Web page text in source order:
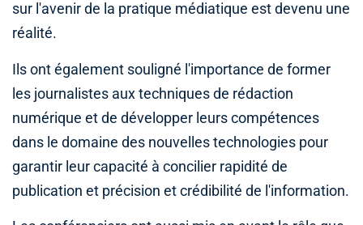
sur l'avenir de la pratique médiatique est devenu une
réalité.
Ils ont également souligné l'importance de former
les journalistes aux techniques de rédaction
numérique et de développer leurs compétences
dans le domaine des nouvelles technologies pour
garantir leur capacité à concilier rapidité de
publication et précision et crédibilité de l'information.